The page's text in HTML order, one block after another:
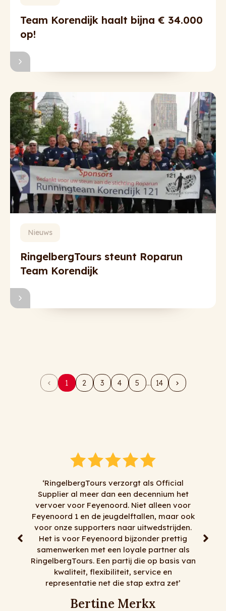
Team Korendijk haalt bijna € 34.000
op!
Nieuws
RingelbergTours steunt Roparun
Team Korendijk
1 2 3 4 5 14
‘Al jaren doen wij naar volle tevredenheid
zaken met RingelbergTours. Alles kan en
alles mag, tenminste het meeste dan . Voor
korte transfers, dagtochten, meerdaagse
reizen, goede chauffeurs, flexibiliteit en
mooie bussen moet je bij RingelbergTours
zijn! Op naar nog vele jaren!
De meiden van Matz Travel
Matz Travel